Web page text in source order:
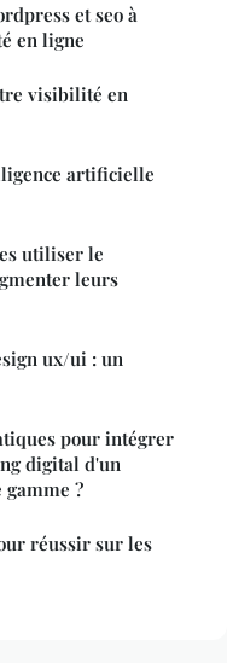
et seo à
en ligne
visibilité en
artificielle
utiliser le
leurs
ux/ui : un
pour intégrer
digital d'un
?
réussir sur les